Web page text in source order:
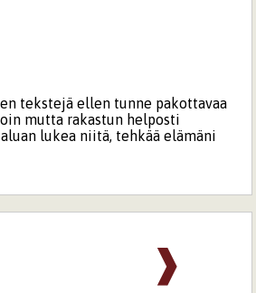
tekstejä ellen tunne pakottavaa
mutta rakastun helposti
lukea niitä, tehkää elämäni
❱